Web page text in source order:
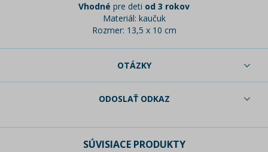
Vhodné pre deti od 3 rokov
Materiál: kaučuk
Rozmer: 13,5 x 10 cm
OTÁZKY
ODOSLAŤ ODKAZ
SÚVISIACE PRODUKTY